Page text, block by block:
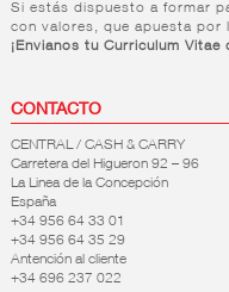
Si estás dispuesto a formar
con valores, que apuesta por
¡Envianos tu Curriculum Vitae
CONTACTO
CENTRAL / CASH & CARRY
Carretera del Higueron 92 – 96
La Linea de la Concepción
España
+34 956 64 33 01
+34 956 64 35 29
Antención al cliente
+34 696 237 022